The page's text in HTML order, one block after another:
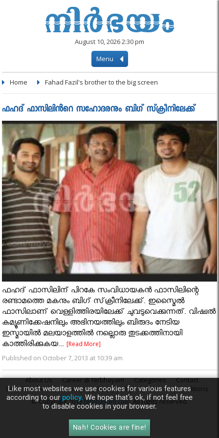
August 10, 2026 2:30 pm
Menu
Home Fahad Fazil's brother to the big screen
ഫഹദ് ഫാസിലിൻറെ സഹോദരനും ബിഗ് സ്‌ക്രീനിലേക്ക്
ഫഹദ് ഫാസിലിന് പിറകേ സംവിധായകന്‍ ഫാസിലിന്റെ
രണ്ടാമത്തെ മകനും ബിഗ് സ്‌ക്രീനിലേക്ക്. ഇസ്മൈൽ
ഫാസിലാണ് വെള്ളിത്തിരയിലേക്ക് ചുവടുവെക്കുന്നത്. വിഷ്വല്‍
കമ്യൂണിക്കേഷനിലും അഭിനയത്തിലും ബിരുദം നേടിയ
ഇസ്മായില്‍ മലയാളത്തില്‍ നല്ലൊരു തുടക്കത്തിനായി
കാത്തിരിക്കുകയ...[Read More]
Published on October 7, 2013 at 10:39 am
About Us Career @ Nirbhayam Categories
Contact
Us
Feedback Privacy privacy policy
Terms and Conditions
© Copyright 2013Nirbhayam.com. All rights reserved.
Like most websites we use cookies for various features
according to ourpolicy.We hope that’s ok, if not feel free
to disable cookies in your browser.
Nah! Cookies are fine!